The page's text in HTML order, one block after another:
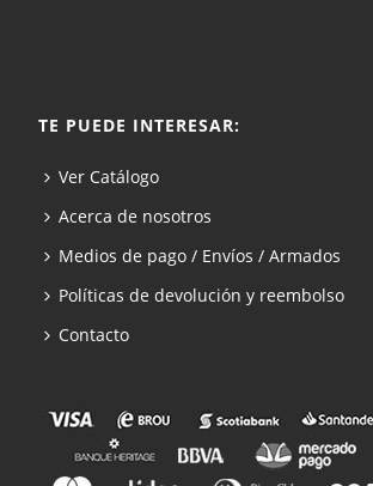
TE PUEDE INTERESAR:
Ver Catálogo
Acerca de nosotros
Medios de pago / Envíos / Armados
Políticas de devolución y reembolso
Contacto